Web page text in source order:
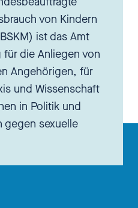
von Kindern
ist das Amt
die Anliegen von
Angehörigen, für
und Wissenschaft
in Politik und
gegen sexuelle